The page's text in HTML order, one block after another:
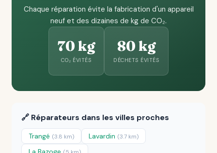
Chaque réparation évite la fabrication d'un appareil
neuf et des dizaines de kg de CO₂.
70 kg
CO₂ ÉVITÉS
80 kg
DÉCHETS ÉVITÉS
🔗 Réparateurs dans les villes proches
Trangé (3.8 km) Lavardin (3.7 km)